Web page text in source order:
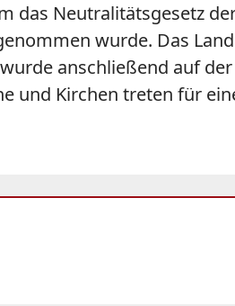
das Neutralitätsgesetz
wurde. Das
anschließend auf
und Kirchen treten für